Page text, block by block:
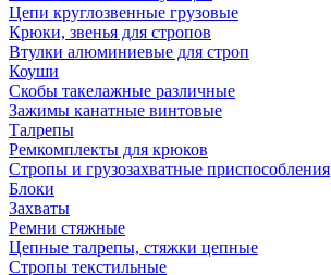
Цепи круглозвенные грузовые
Крюки, звенья для стропов
Втулки алюминиевые для строп
Коуши
Скобы такелажные различные
Зажимы канатные винтовые
Талрепы
Ремкомплекты для крюков
Стропы и грузозахватные приспособления
Блоки
Захваты
Ремни стяжные
Цепные талрепы, стяжки цепные
Стропы текстильные